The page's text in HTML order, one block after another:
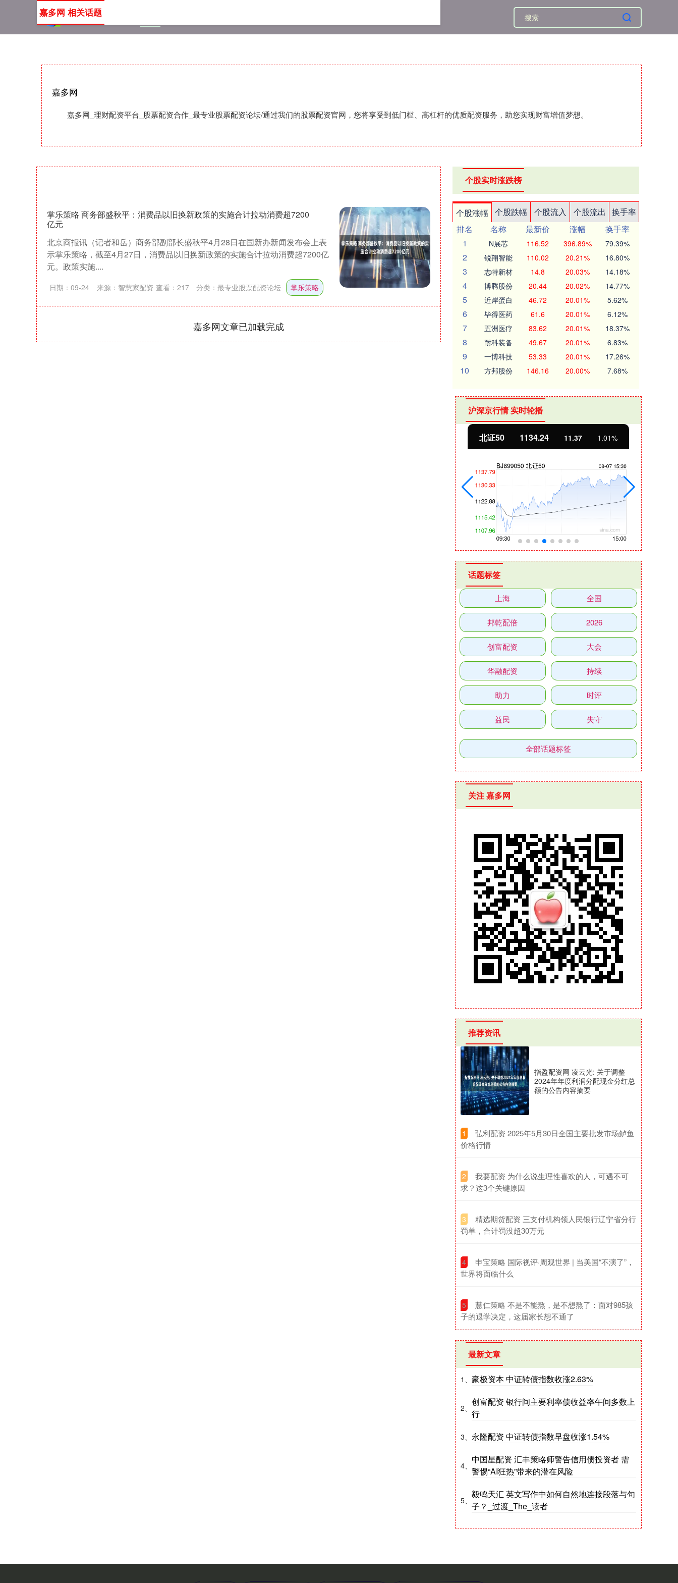
嘉多网
嘉多网_理财配资平台_股票配资合作_最专业股票配资论坛/通过我们的股票配资官网，您将享受到低门槛、高杠杆的优质配资服务，助您实现财富增值梦想。
嘉多网 相关话题
掌乐策略 商务部盛秋平：消费品以旧换新政策的实施合计拉动消费超7200
亿元
北京商报讯（记者和岳）商务部副部长盛秋平4月28日在国新办新闻发布会上表
示掌乐策略，截至4月27日，消费品以旧换新政策的实施合计拉动消费超7200亿
元。政策实施....
日期：09-24 来源：智慧家配资 查看： 217 分类： 最专业股票配资论坛 掌乐策略
嘉多网文章已加载完成
个股实时涨跌榜
个股涨幅 个股跌幅 个股流入 个股流出
换手率
排名
名称 最新价 涨幅
换手率
1
N展芯 116.52 396.89% 79.39%
2 锐翔智能 110.02 20.21% 16.80%
3 志特新材 14.8 20.03% 14.18%
4 博腾股份 20.44 20.02% 14.77%
5 近岸蛋白 46.72 20.01% 5.62%
6 毕得医药 61.6 20.01% 6.12%
7 五洲医疗 83.62 20.01% 18.37%
8 耐科装备 49.67 20.01% 6.83%
9 一博科技 53.33 20.01% 17.26%
10 方邦股份 146.16 20.00% 7.68%
沪深京行情 实时轮播
北证50 1134.24 11.37 1.01%
话题标签
上海 全国
邦乾配倍 2026
创富配资 大会
华融配资 持续
助力 时评
益民 失守
全部话题标签
关注 嘉多网
推荐资讯
指盈配资网 凌云光: 关于调整
2024年年度利润分配现金分红总
额的公告内容摘要
1
​弘利配资 2025年5月30日全国主要批发市场鲈鱼
价格行情
2
​我要配资 为什么说生理性喜欢的人，可遇不可
求？这3个关键原因
3
​精选期货配资 三支付机构领人民银行辽宁省分行
罚单，合计罚没超30万元
4
​申宝策略 国际视评·周观世界 | 当美国“不演了”，
世界将面临什么
5
​慧仁策略 不是不能熬，是不想熬了：面对985孩
子的退学决定，这届家长想不通了
最新文章
1、 豪极资本 中证转债指数收涨2.63%
2、
创富配资 银行间主要利率债收益率午间多数上
行
3、 永隆配资 中证转债指数早盘收涨1.54%
4、
中国星配资 汇丰策略师警告信用债投资者 需
警惕“AI狂热”带来的潜在风险
5、
毅鸣天汇 英文写作中如何自然地连接段落与句
子？_过渡_The_读者